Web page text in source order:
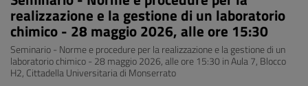
realizzazione e la gestione di un laboratorio
chimico - 28 maggio 2026, alle ore 15:30
Seminario - Norme e procedure per la realizzazione e la gestione di un
laboratorio chimico - 28 maggio 2026, alle ore 15:30 in Aula 7, Blocco
H2, Cittadella Universitaria di Monserrato